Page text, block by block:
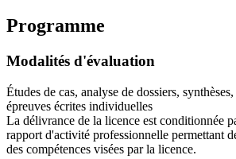
Programme
Modalités d'évaluation
Études de cas, analyse de dossiers,
épreuves écrites individuelles
La délivrance de la licence est conditionnée
rapport d'activité professionnelle permettant
des compétences visées par la licence.